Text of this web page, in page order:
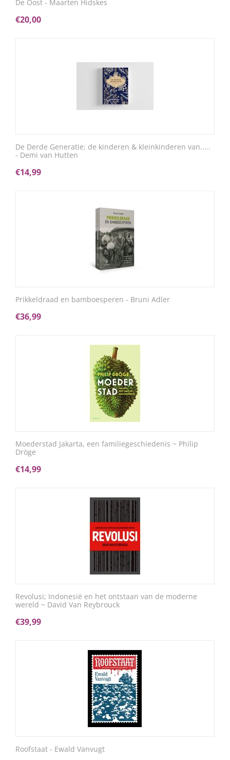
De Oost - Maarten Hidskes
€20,00
De Derde Generatie; de kinderen & kleinkinderen van.....
- Demi van Hutten
€14,99
Prikkeldraad en bamboesperen - Bruni Adler
€36,99
Moederstad Jakarta, een familiegeschiedenis ~ Philip
Dröge
€14,99
Revolusi; Indonesië en het ontstaan van de moderne
wereld ~ David Van Reybrouck
€39,99
Roofstaat - Ewald Vanvugt